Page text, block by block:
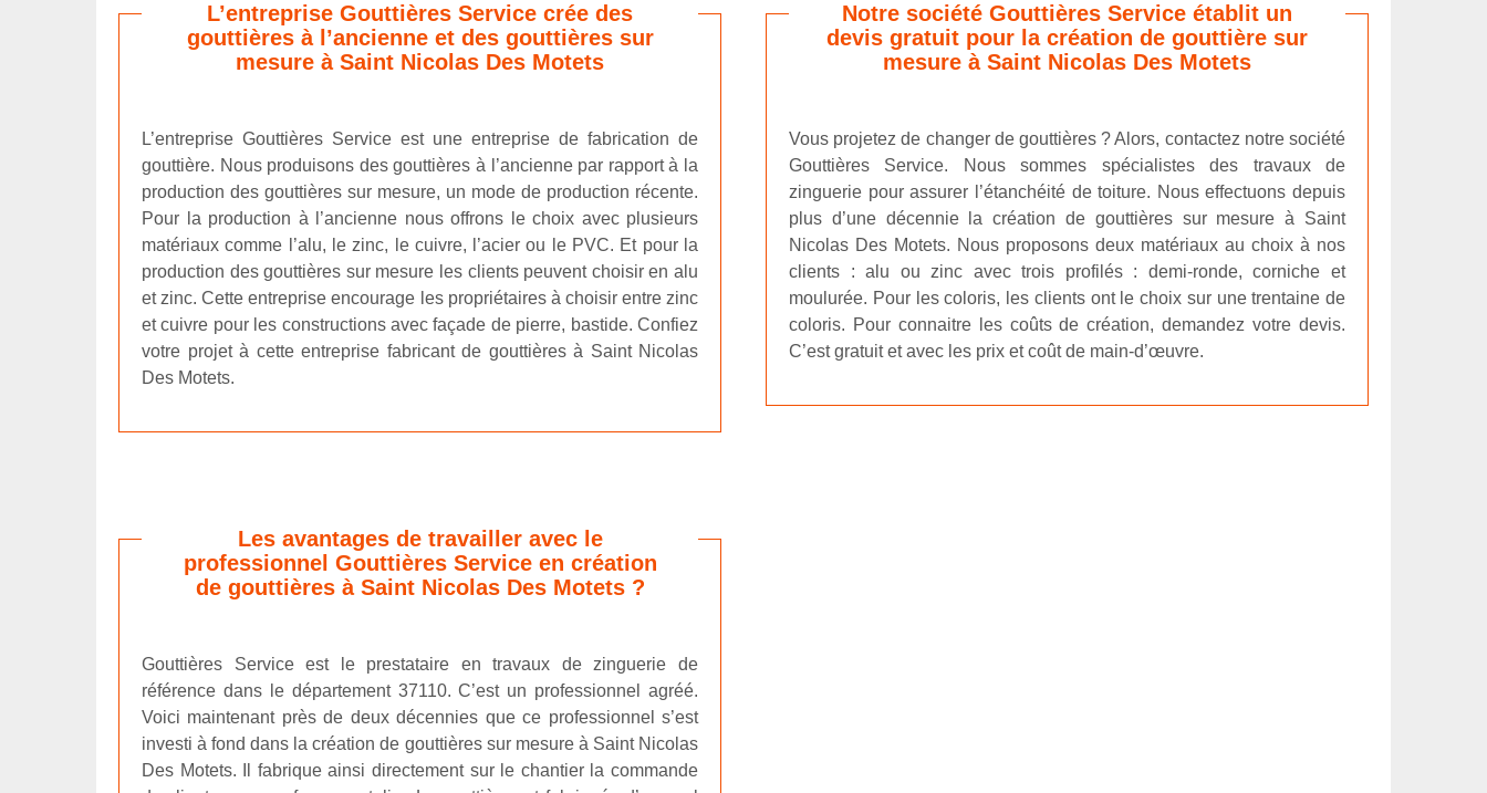
L’entreprise Gouttières Service crée des
gouttières à l’ancienne et des gouttières sur
mesure à Saint Nicolas Des Motets
L’entreprise Gouttières Service est une entreprise de fabrication de
gouttière. Nous produisons des gouttières à l’ancienne par rapport à la
production des gouttières sur mesure, un mode de production récente.
Pour la production à l’ancienne nous offrons le choix avec plusieurs
matériaux comme l’alu, le zinc, le cuivre, l’acier ou le PVC. Et pour la
production des gouttières sur mesure les clients peuvent choisir en alu
et zinc. Cette entreprise encourage les propriétaires à choisir entre zinc
et cuivre pour les constructions avec façade de pierre, bastide. Confiez
votre projet à cette entreprise fabricant de gouttières à Saint Nicolas
Des Motets.
Notre société Gouttières Service établit un
devis gratuit pour la création de gouttière sur
mesure à Saint Nicolas Des Motets
Vous projetez de changer de gouttières ? Alors, contactez notre société
Gouttières Service. Nous sommes spécialistes des travaux de
zinguerie pour assurer l’étanchéité de toiture. Nous effectuons depuis
plus d’une décennie la création de gouttières sur mesure à Saint
Nicolas Des Motets. Nous proposons deux matériaux au choix à nos
clients : alu ou zinc avec trois profilés : demi-ronde, corniche et
moulurée. Pour les coloris, les clients ont le choix sur une trentaine de
coloris. Pour connaitre les coûts de création, demandez votre devis.
C’est gratuit et avec les prix et coût de main-d’œuvre.
Les avantages de travailler avec le
professionnel Gouttières Service en création
de gouttières à Saint Nicolas Des Motets ?
Gouttières Service est le prestataire en travaux de zinguerie de
référence dans le département 37110. C’est un professionnel agréé.
Voici maintenant près de deux décennies que ce professionnel s’est
investi à fond dans la création de gouttières sur mesure à Saint Nicolas
Des Motets. Il fabrique ainsi directement sur le chantier la commande